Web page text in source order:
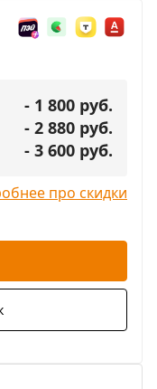
- 1 800 руб.
- 2 880 руб.
- 3 600 руб.
про скидки